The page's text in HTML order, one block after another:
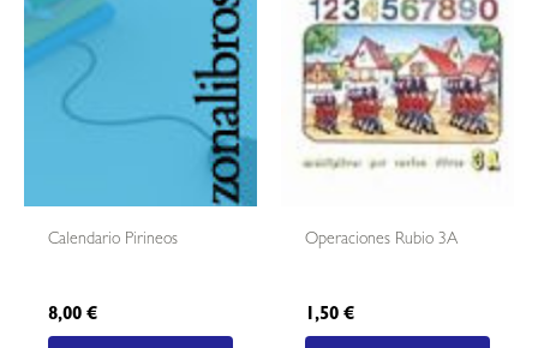
Calendario Pirineos
8,00€
Operaciones Rubio 3A
1,50€